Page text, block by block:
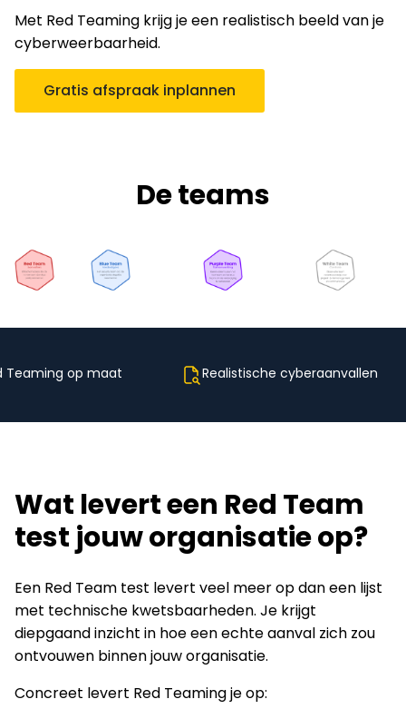
Met Red Teaming krijg je een realistisch beeld van je
cyberweerbaarheid.
Gratis afspraak inplannen
De teams
Teaming op maat Realistische cyberaanvallen
Wat levert een Red Team
test jouw organisatie op?
Een Red Team test levert veel meer op dan een lijst
met technische kwetsbaarheden. Je krijgt
diepgaand inzicht in hoe een echte aanval zich zou
ontvouwen binnen jouw organisatie.
Concreet levert Red Teaming je op: